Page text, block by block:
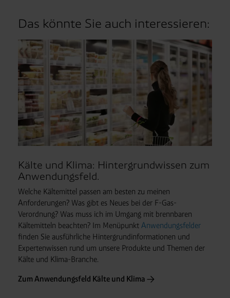
Das könnte Sie auch interessieren:
Kälte und Klima: Hintergrundwissen zum
Anwendungsfeld.
Welche Kältemittel passen am besten zu meinen
Anforderungen? Was gibt es Neues bei der F-Gas-
Verordnung? Was muss ich im Umgang mit brennbaren
Kältemitteln beachten? Im Menüpunkt Anwendungsfelder
finden Sie ausführliche Hintergrundinformationen und
Expertenwissen rund um unsere Produkte und Themen der
Kälte und Klima-Branche.
Zum Anwendungsfeld Kälte und Klima